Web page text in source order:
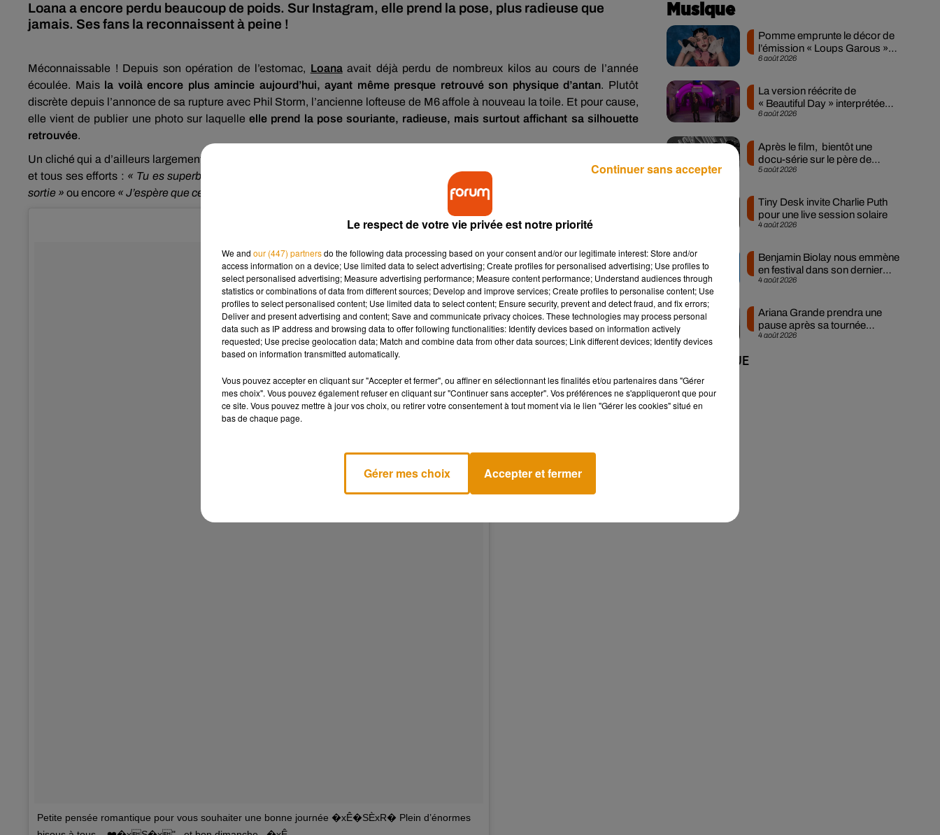
Loana a encore perdu beaucoup de poids. Sur Instagram, elle prend la pose, plus radieuse que
jamais. Ses fans la reconnaissent à peine !
Méconnaissable ! Depuis son opération de l’estomac, Loanaavait déjà perdu de nombreux kilos au cours de l’année
écoulée. Mais la voilà encore plus amincie aujourd’hui, ayant même presque retrouvé son physique d’antan. Plutôt
discrète depuis l’annonce de sa rupture avec Phil Storm, l’ancienne lofteuse de M6 affole à nouveau la toile. Et pour cause,
elle vient de publier une photo sur laquelleelle prend la pose souriante, radieuse, mais surtout affichant sa silhouette
retrouvée.
Un cliché qui a d’ailleurs largement été commenté par les internautes qui n’ont pas manqué de la féliciter pour son courage
et tous ses efforts : « Tu es superbe Loana », « Quel beau changement !
« Je suis ravie de te voir ainsi, que tu t’en sois
sortie » ou encore « J’espère que cette transformation t’apportera du bonheur ! C’est tout le mal qu’on lui souhaite !
Petite pensée romantique pour vous souhaiter une bonne journée �xÊ�SÈxR� Plein d’énormes
Musique
6 août 2026
Pomme emprunte le décor de
l’émission « Loups Garous »
pour son...
6 août 2026
La version réécrite de
« Beautiful Day » interprétée
lors des...
5 août 2026
Après le film, bientôt une
docu-série sur le père de
Michael Jackson
4 août 2026
Tiny Desk invite Charlie Puth
pour une live session solaire
4 août 2026
Benjamin Biolay nous emmène
en festival dans son dernier
clip
4 août 2026
Ariana Grande prendra une
pause après sa tournée
mondiale
+ DE MUSIQUE
Le respect de votre vie privée est notre priorité
We and our (447) partnersdo the following data processing based on your consent and/or our legitimate interest: Store and/or
access information on a device; Use limited data to select advertising; Create profiles for personalised advertising; Use profiles to
select personalised advertising; Measure advertising performance; Measure content performance; Understand audiences through
statistics or combinations of data from different sources; Develop and improve services; Create profiles to personalise content; Use
profiles to select personalised content; Use limited data to select content; Ensure security, prevent and detect fraud, and fix errors;
Deliver and present advertising and content; Save and communicate privacy choices. These technologies may process personal
data such as IP address and browsing data to offer following functionalities: Identify devices based on information actively
requested; Use precise geolocation data; Match and combine data from other data sources; Link different devices; Identify devices
based on information transmitted automatically.
Vous pouvez accepter en cliquant sur "Accepter et fermer", ou affiner en sélectionnant les finalités et/ou partenaires dans "Gérer
mes choix". Vous pouvez également refuser en cliquant sur "Continuer sans accepter". Vos préférences ne s'appliqueront que pour
ce site. Vous pouvez mettre à jour vos choix, ou retirer votre consentement à tout moment via le lien "Gérer les cookies" situé en
bas de chaque page.
Gérer mes choix Accepter et fermer
Continuer sans accepter